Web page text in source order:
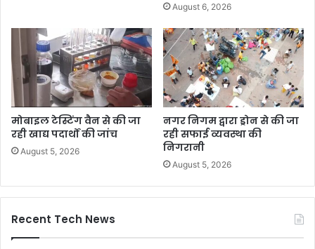
August 6, 2026
मोबाइल टेस्टिंग वैन से की जा
रही खाद्य पदार्थों की जांच
August 5, 2026
नगर निगम द्वारा ड्रोन से की जा
रही सफाई व्यवस्था की
निगरानी
August 5, 2026
Recent Tech News